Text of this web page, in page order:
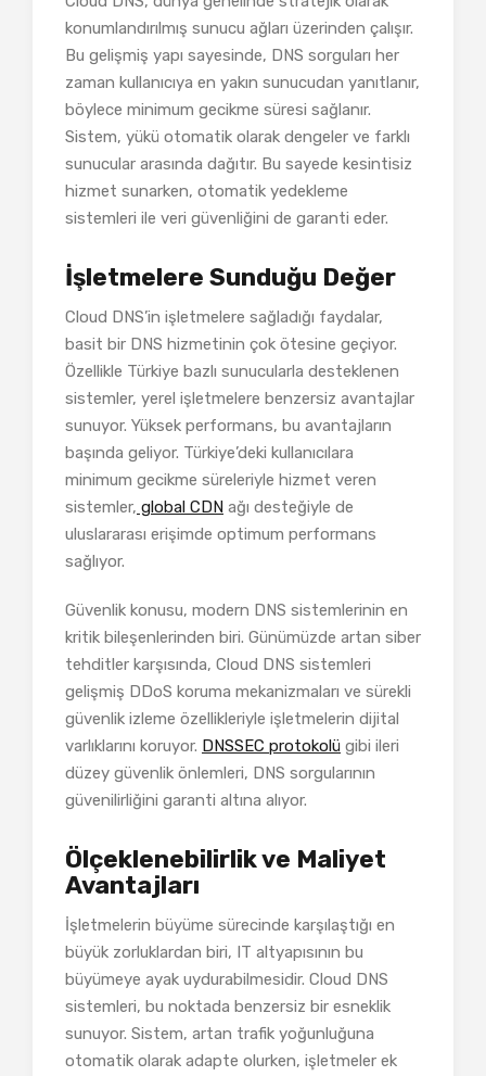
konumlandırılmış sunucu ağları üzerinden çalışır.
Bu gelişmiş yapı sayesinde, DNS sorguları her
zaman kullanıcıya en yakın sunucudan yanıtlanır,
böylece minimum gecikme süresi sağlanır.
Sistem, yükü otomatik olarak dengeler ve farklı
sunucular arasında dağıtır. Bu sayede kesintisiz
hizmet sunarken, otomatik yedekleme
sistemleri ile veri güvenliğini de garanti eder.
İşletmelere Sunduğu Değer
Cloud DNS’in işletmelere sağladığı faydalar,
basit bir DNS hizmetinin çok ötesine geçiyor.
Özellikle Türkiye bazlı sunucularla desteklenen
sistemler, yerel işletmelere benzersiz avantajlar
sunuyor. Yüksek performans, bu avantajların
başında geliyor. Türkiye’deki kullanıcılara
minimum gecikme süreleriyle hizmet veren
sistemler, global CDN ağı desteğiyle de
uluslararası erişimde optimum performans
sağlıyor.
Güvenlik konusu, modern DNS sistemlerinin en
kritik bileşenlerinden biri. Günümüzde artan siber
tehditler karşısında, Cloud DNS sistemleri
gelişmiş DDoS koruma mekanizmaları ve sürekli
güvenlik izleme özellikleriyle işletmelerin dijital
varlıklarını koruyor. DNSSEC protokolü gibi ileri
düzey güvenlik önlemleri, DNS sorgularının
güvenilirliğini garanti altına alıyor.
Ölçeklenebilirlik ve Maliyet
Avantajları
İşletmelerin büyüme sürecinde karşılaştığı en
büyük zorluklardan biri, IT altyapısının bu
büyümeye ayak uydurabilmesidir. Cloud DNS
sistemleri, bu noktada benzersiz bir esneklik
sunuyor. Sistem, artan trafik yoğunluğuna
otomatik olarak adapte olurken, işletmeler ek